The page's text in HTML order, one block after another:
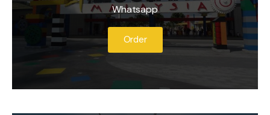
Whatsapp
Order